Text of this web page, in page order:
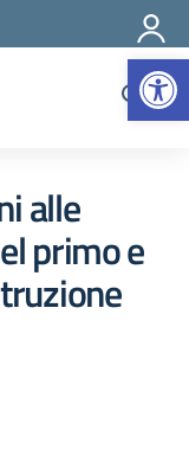
alle
primo e